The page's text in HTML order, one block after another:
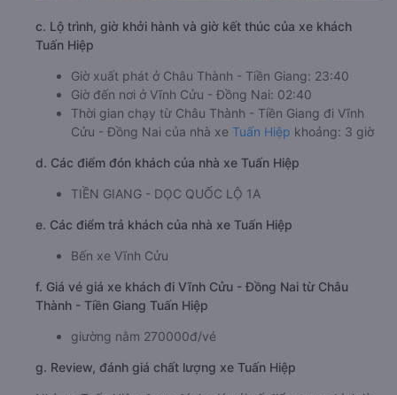
c. Lộ trình, giờ khởi hành và giờ kết thúc của xe khách
Tuấn Hiệp
Giờ xuất phát ở Châu Thành - Tiền Giang: 23:40
Giờ đến nơi ở Vĩnh Cửu - Đồng Nai: 02:40
Thời gian chạy từ Châu Thành - Tiền Giang đi Vĩnh
Cửu - Đồng Nai của nhà xe Tuấn Hiệp khoảng: 3 giờ
d. Các điểm đón khách của nhà xe Tuấn Hiệp
TIỀN GIANG - DỌC QUỐC LỘ 1A
e. Các điểm trả khách của nhà xe Tuấn Hiệp
Bến xe Vĩnh Cửu
f. Giá vé giá xe khách đi Vĩnh Cửu - Đồng Nai từ Châu
Thành - Tiền Giang Tuấn Hiệp
giường nằm 270000đ/vé
g. Review, đánh giá chất lượng xe Tuấn Hiệp